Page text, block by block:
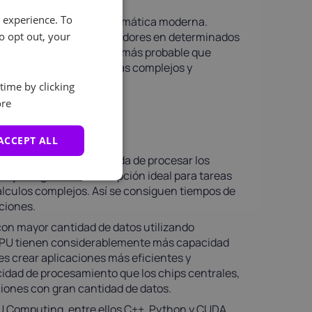
importantes en la informática moderna.
a los microprocesadores en determinados
CPU. En cambio, es más probable que
cada vez más complejos y
más eficiente y rápida de procesar los
en la opción ideal para tareas
complejos. Así se consiguen tiempos de
mayor cantidad de datos utilizando
tienen considerablemente más capacidad
crear aplicaciones más eficientes y
de procesamiento que los chips centrales,
con gran cantidad de datos.
To
opt out, your
by clicking
ALL